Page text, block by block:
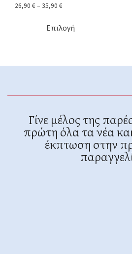
26,90 € – 35,90 €
Επιλογή
Γίνε μέλος της
πρώτη όλα τα νέα
έκπτωση στην